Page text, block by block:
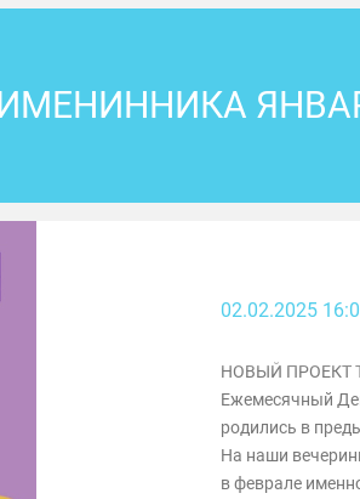
02.02.2025
НОВЫЙ ПРОЕКТ
Ежемесячный
родились в
На наши
в феврале